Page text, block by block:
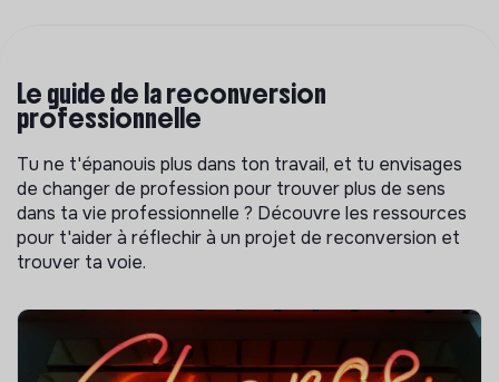
Le guide de la reconversion
professionnelle
Tu ne t'épanouis plus dans ton travail, et tu envisages
de changer de profession pour trouver plus de sens
dans ta vie professionnelle ? Découvre les ressources
pour t'aider à réflechir à un projet de reconversion et
trouver ta voie.